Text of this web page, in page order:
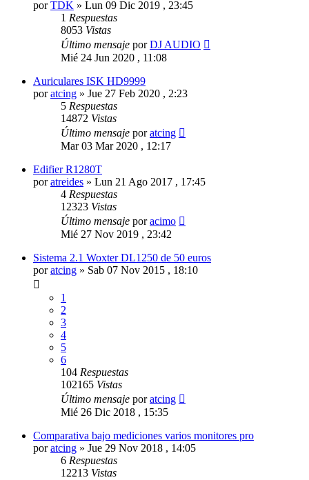
porTDK » Lun 09 Dic 2019 , 23:45
1 Respuestas
8053 Vistas
Último mensaje porDJ AUDIO
Mié 24 Jun 2020 , 11:08
Auriculares ISK HD9999
poratcing » Jue 27 Feb 2020 , 2:23
5 Respuestas
14872 Vistas
Último mensaje poratcing
Mar 03 Mar 2020 , 12:17
Edifier R1280T
poratreides » Lun 21 Ago 2017 , 17:45
4 Respuestas
12323 Vistas
Último mensaje poracimo
Mié 27 Nov 2019 , 23:42
Sistema 2.1 Woxter DL1250 de 50 euros
poratcing » Sab 07 Nov 2015 , 18:10
1
2
3
4
5
6
104 Respuestas
102165 Vistas
Último mensaje poratcing
Mié 26 Dic 2018 , 15:35
Comparativa bajo mediciones varios monitores pro
poratcing » Jue 29 Nov 2018 , 14:05
6 Respuestas
12213 Vistas